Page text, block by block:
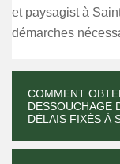
et paysagist à
démarches
COMMENT
DESSOUCHAGE
DÉLAIS FIXÉS À